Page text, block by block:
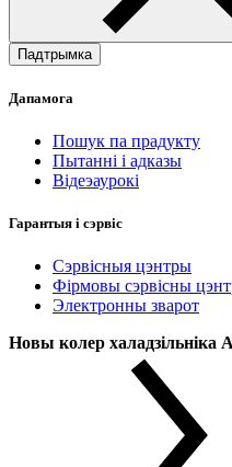
Падтрымка
Дапамога
Пошук па прадукту
Пытанні і адказы
Відеэаурокі
Гарантыя і сэрвіс
Сэрвісныя цэнтры
Фірмовы сэрвісны
Электронны зварот
Новы колер халадзільніка